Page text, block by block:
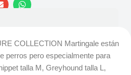
COLLECTION Martingale están
perros pero especialmente para
talla M, Greyhound talla L,